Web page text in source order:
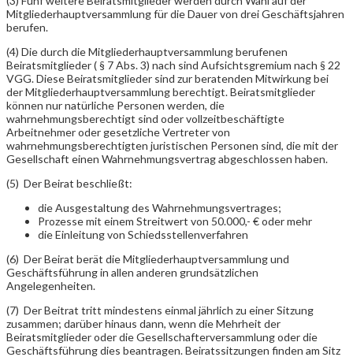
Mitgliederhauptversammlung für die Dauer von drei Geschäftsjahren
berufen.
(4) Die durch die Mitgliederhauptversammlung berufenen
Beiratsmitglieder ( § 7 Abs. 3) nach sind Aufsichtsgremium nach § 22
VGG. Diese Beiratsmitglieder sind zur beratenden Mitwirkung bei
der Mitgliederhauptversammlung berechtigt. Beiratsmitglieder
können nur natürliche Personen werden, die
wahrnehmungsberechtigt sind oder vollzeitbeschäftigte
Arbeitnehmer oder gesetzliche Vertreter von
wahrnehmungsberechtigten juristischen Personen sind, die mit der
Gesellschaft einen Wahrnehmungsvertrag abgeschlossen haben.
(5) Der Beirat beschließt:
die Ausgestaltung des Wahrnehmungsvertrages;
Prozesse mit einem Streitwert von 50.000,- € oder mehr
die Einleitung von Schiedsstellenverfahren
(6) Der Beirat berät die Mitgliederhauptversammlung und
Geschäftsführung in allen anderen grundsätzlichen
Angelegenheiten.
(7) Der Beitrat tritt mindestens einmal jährlich zu einer Sitzung
zusammen; darüber hinaus dann, wenn die Mehrheit der
Beiratsmitglieder oder die Gesellschafterversammlung oder die
Geschäftsführung dies beantragen. Beiratssitzungen finden am Sitz